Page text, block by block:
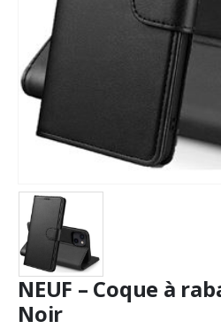
NEUF – Coque à
Noir